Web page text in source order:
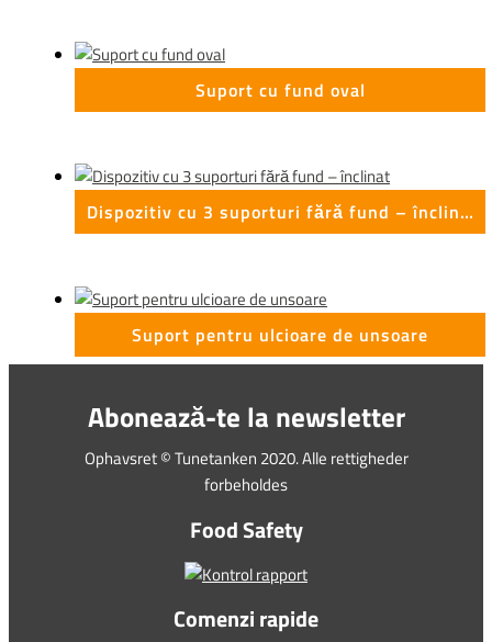
Suport cu fund oval
Dispozitiv cu 3 suporturi fără fund – înclinat
Suport pentru ulcioare de unsoare
Abonează-te la newsletter
Ophavsret © Tunetanken 2020. Alle rettigheder
forbeholdes
Food Safety
Comenzi rapide